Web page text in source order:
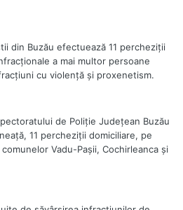
din Buzău efectuează 11 percheziţii
a mai multor persoane
cu violenţă şi proxenetism.
de Poliţie Judeţean Buzău
11 percheziţii domiciliare, pe
Vadu-Paşii, Cochirleanca şi